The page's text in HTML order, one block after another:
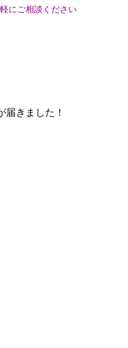
にご相談ください
届きました！